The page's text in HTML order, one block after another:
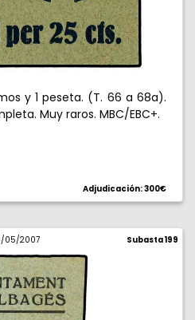
y 1 peseta. (T. 66 a 68a).
Muy raros. MBC/EBC+.
Adjudicación: 300€
05/2007 Subasta 199